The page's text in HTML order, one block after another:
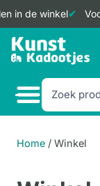
in de winkel Voor
Doorgaan
naar
Home / Winkel